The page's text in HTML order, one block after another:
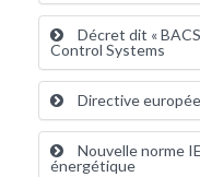
Décret dit «
Control Systems
Directive
Nouvelle norme
énergétique